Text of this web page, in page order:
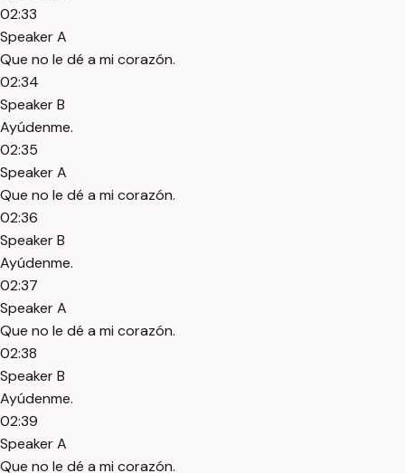
02:33
Speaker A
Que no le dé a mi corazón.
02:34
Speaker B
Ayúdenme.
02:35
Speaker A
Que no le dé a mi corazón.
02:36
Speaker B
Ayúdenme.
02:37
Speaker A
Que no le dé a mi corazón.
02:38
Speaker B
Ayúdenme.
02:39
Speaker A
Que no le dé a mi corazón.